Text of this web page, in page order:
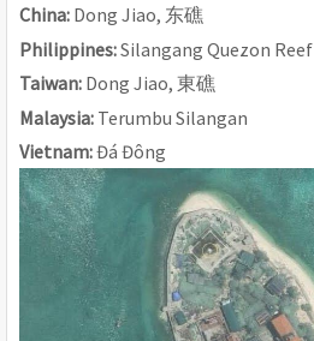
China: Dong Jiao, 东礁
Philippines: Silangang Quezon Reef
Taiwan: Dong Jiao, 東礁
Malaysia: Terumbu Silangan
Vietnam: Đá Đông